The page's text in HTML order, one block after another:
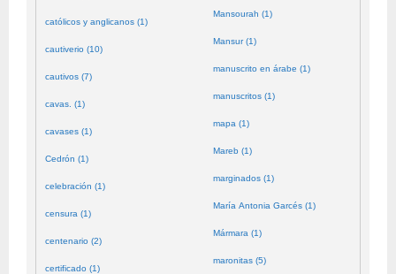
católicos y anglicanos (1)
cautiverio (10)
cautivos (7)
cavas. (1)
cavases (1)
Cedrón (1)
celebración (1)
censura (1)
centenario (2)
certificado (1)
Mansourah (1)
Mansur (1)
manuscrito en árabe (1)
manuscritos (1)
mapa (1)
Mareb (1)
marginados (1)
María Antonia Garcés (1)
Mármara (1)
maronitas (5)